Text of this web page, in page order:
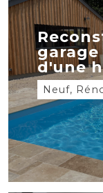
d'une
Neuf,